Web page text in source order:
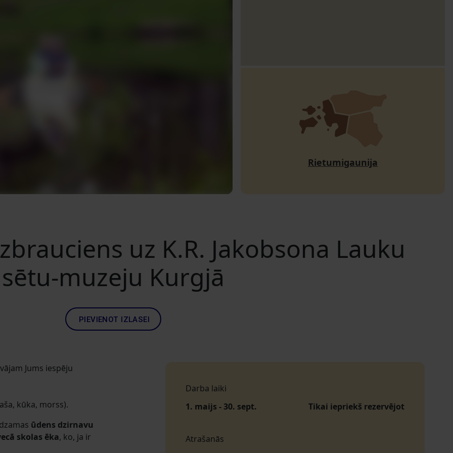
Rietumigaunija
uz K.R. Jakobsona Lauku
sētu-muzeju Kurgjā
PIEVIENOT IZLASEI
Jums iespēju
kūka, morss).
ūdens dzirnavu
skolas ēka, ko, ja ir
Darba laiki
1. maijs - 30. sept.
Tikai iepriekš rezervējot
Atrašanās